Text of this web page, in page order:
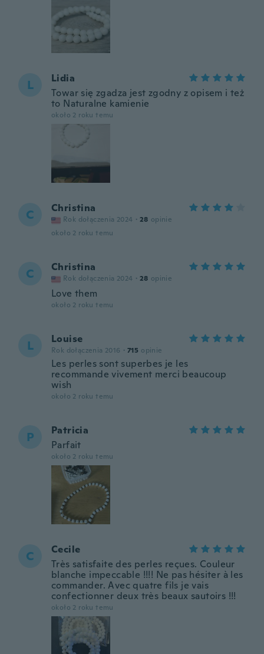
L
Lidia
Towar się zgadza jest zgodny z opisem i też
to Naturalne kamienie
około 2 roku temu
C Christina
Rok dołączenia 2024 · 28 opinie
około 2 roku temu
C Christina
Rok dołączenia 2024 · 28 opinie
Love them
około 2 roku temu
L Louise
Rok dołączenia 2016 · 715 opinie
Les perles sont superbes je les
recommande vivement merci beaucoup
wish
około 2 roku temu
P
Patricia
Parfait
około 2 roku temu
C
Cecile
Très satisfaite des perles reçues. Couleur
blanche impeccable !!!! Ne pas hésiter à les
commander. Avec quatre fils je vais
confectionner deux très beaux sautoirs !!!
około 2 roku temu